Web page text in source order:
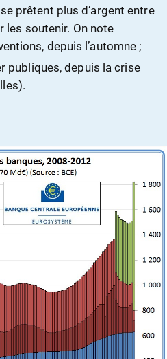
prêtent plus d’argent entre
les soutenir. On note
depuis l’automne ;
publiques, depuis la crise